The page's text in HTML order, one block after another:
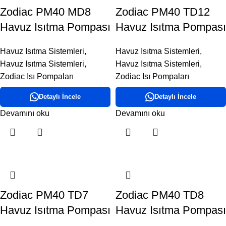
Zodiac PM40 MD8
Havuz Isıtma Pompası
Havuz Isıtma Sistemleri,
Havuz Isıtma Sistemleri,
Zodiac Isı Pompaları
Detaylı İncele
Devamını oku
Zodiac PM40 TD12
Havuz Isıtma Pompası
Havuz Isıtma Sistemleri,
Havuz Isıtma Sistemleri,
Zodiac Isı Pompaları
Detaylı İncele
Devamını oku
Zodiac PM40 TD7
Havuz Isıtma Pompası
Zodiac PM40 TD8
Havuz Isıtma Pompası